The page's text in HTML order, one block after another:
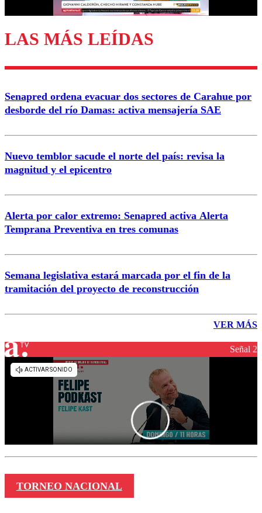
Enviar comentario
LAS MÁS LEÍDAS
Senapred ordena evacuar dos sectores de Carahue por
desborde del río Damas: activa mensajería SAE
Nuevo temblor sacude el norte del país: revisa la
magnitud y el epicentro
Alerta por calor extremo: Senapred activa Alerta
Temprana Preventiva en tres comunas
Semana legislativa estará marcada por el fin de la
tramitación del proyecto de reconstrucción
VER MÁS
Señal 2
TORNEO NACIONAL